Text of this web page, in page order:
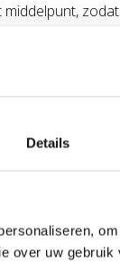
Details
over uw
BERG